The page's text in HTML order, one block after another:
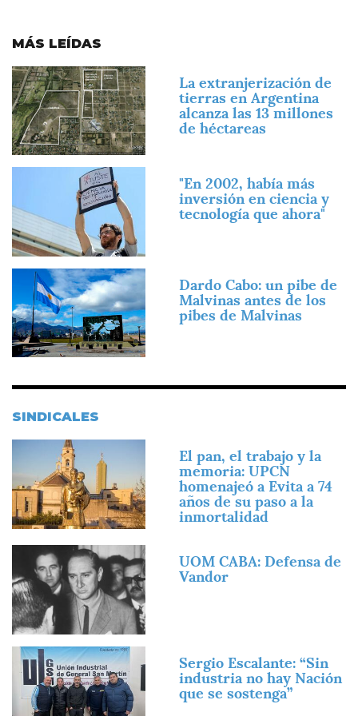
MÁS LEÍDAS
Imagen
La extranjerización de
tierras en Argentina
alcanza las 13 millones
de héctareas
"En 2002, había más
inversión en ciencia y
tecnología que ahora"
Imagen
Dardo Cabo: un pibe de
Malvinas antes de los
pibes de Malvinas
SINDICALES
El pan, el trabajo y la
memoria: UPCN
homenajeó a Evita a 74
años de su paso a la
inmortalidad
Imagen
UOM CABA: Defensa de
Vandor
Imagen
Sergio Escalante: “Sin
industria no hay Nación
que se sostenga”